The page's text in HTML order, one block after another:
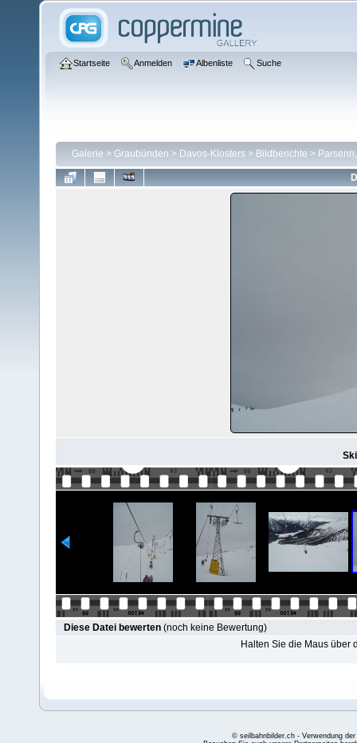
Startseite Anmelden Albenliste Suche
Galerie > Graubünden > Davos-Klosters > Bildberichte >
Diese Datei bewerten (noch keine Bewertung)
Halten Sie die Maus über
© seilbahnbilder.ch - Verwendung